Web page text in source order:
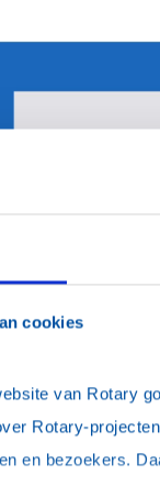
cookies
van Rotary
Rotary-
en bezoekers.